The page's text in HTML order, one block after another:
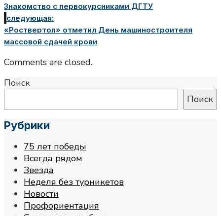
Знакомство с первокурсниками ДГТУ
следующая:
«Роствертол» отметил День машиностроителя
массовой сдачей крови
Comments are closed.
Поиск
Поиск
Рубрики
75 лет победы
Всегда рядом
Звезда
Неделя без турникетов
Новости
Профориентация